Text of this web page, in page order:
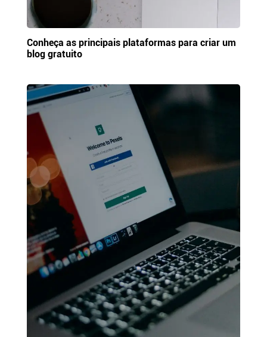
Conheça as principais plataformas para criar um
blog gratuito